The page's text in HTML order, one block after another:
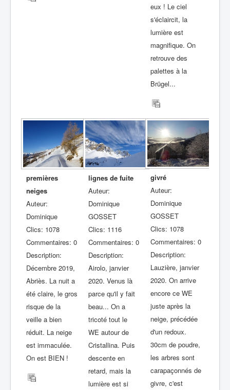
eux ! Le ciel
s'éclaircit, la
lumière est
magnifique. On
retrouve des
palettes à la
Brügel...
premières
neiges
Auteur:
Dominique
Clics: 1078
Commentaires: 0
Description:
Décembre 2019,
Abriès. La nuit a
été claire, le gros
risque de la
veille a bien
réduit. La neige
est immaculée.
On est BIEN !
lignes de fuite
Auteur:
Dominique
GOSSET
Clics: 1116
Commentaires: 0
Description:
Airolo, janvier
2020. Venus là
parce qu'il y fait
beau... On a
tricoté tout le
WE autour de
Cristallina. Puis
descente en
retard, mais la
lumière est si
givré
Auteur:
Dominique
GOSSET
Clics: 1078
Commentaires: 0
Description:
Lauzière, janvier
2020. On arrive
encore ce WE
juste après la
neige, précédée
d'un redoux.
30cm de poudre,
les arbres sont
carapaçonnés de
givre, c'est